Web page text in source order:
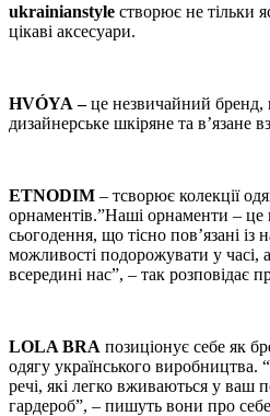
ukrainianstyle створює не тільки
цікаві аксесуари.
HVÓYA –це незвичайний
дизайнерське шкіряне та в’язане
ETNODIM – тсворює колекції
орнаментів.”Наші орнаменти – це
сьогодення, що тісно пов’язані
можливості подорожувати у часі,
всередині нас”, – так розповідає
LOLA BRA позиціонує себе як
одягу українського виробництва.
речі, які легко вживаються у ваш
гардероб”, – пишуть вони про